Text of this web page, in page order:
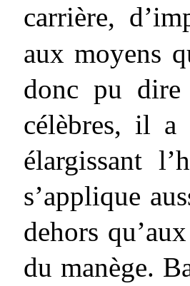
carrière,
aux moyens
donc pu dire
célèbres, il a
élargissant
s’applique
dehors
du manège.